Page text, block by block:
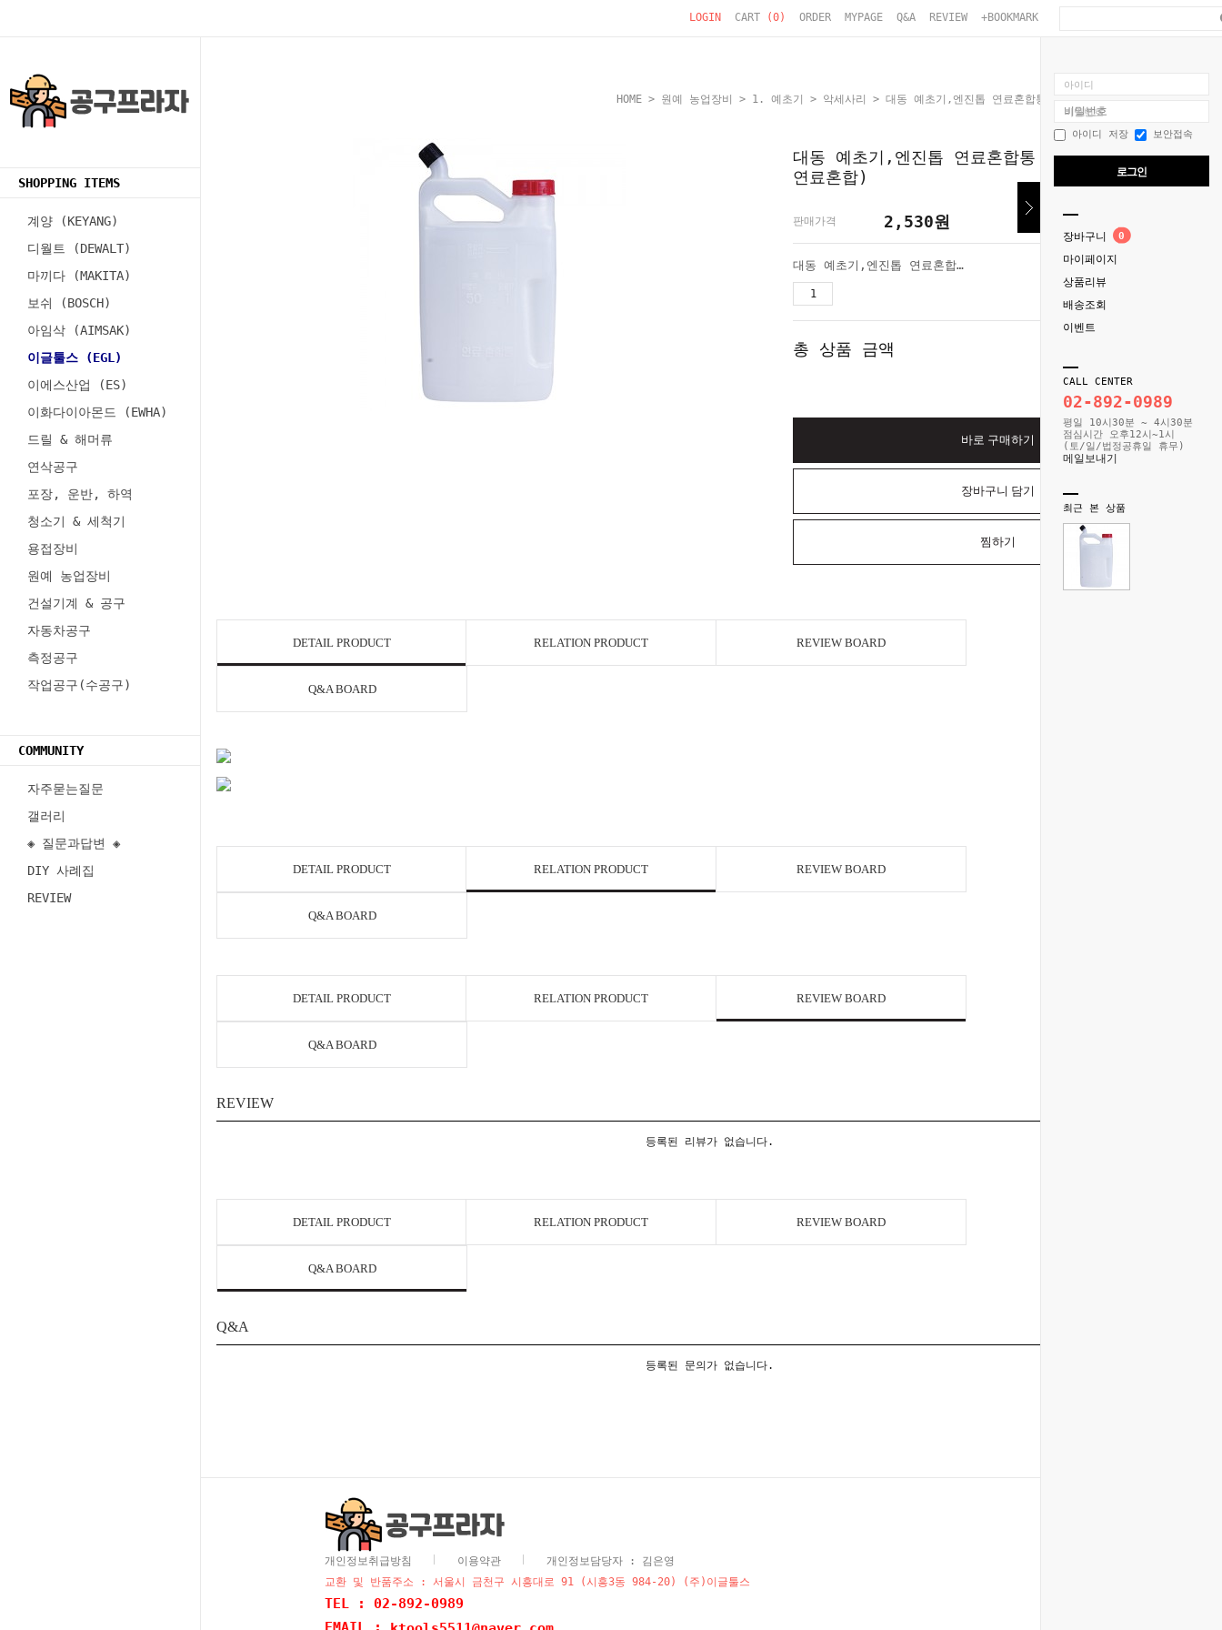
LOGIN CART (0) ORDER MYPAGE Q&A REVIEW +BOOKMARK
SHOPPING ITEMS
계양 (KEYANG)
디월트 (DEWALT)
마끼다 (MAKITA)
보쉬 (BOSCH)
아임삭 (AIMSAK)
이글툴스 (EGL)
이에스산업 (ES)
이화다이아몬드 (EWHA)
드릴 & 해머류
연삭공구
포장, 운반, 하역
청소기 & 세척기
용접장비
원예 농업장비
건설기계 & 공구
자동차공구
측정공구
작업공구(수공구)
COMMUNITY
자주묻는질문
갤러리
◈ 질문과답변 ◈
DIY 사례집
REVIEW
아이디
비밀번호
아이디 저장
보안접속
로그인
장바구니 0
마이페이지
상품리뷰
배송조회
이벤트
CALL CENTER
02-892-0989
평일 10시30분 ~ 4시30분
점심시간 오후12시~1시
(토/일/법정공휴일 휴무)
메일보내기
최근 본 상품
HOME > 원예 농업장비 > 1. 예초기 > 악세사리 > 대동 예초기,엔진톱 연료혼합통 2.0L (2사이클엔진연료혼합)
대동 예초기,엔진톱 연료혼합통 2.0L (2사이클엔진
연료혼합)
판매가격 2,530원
대동 예초기,엔진톱 연료혼합통 2.0L (2사이클엔진연료혼합)
총 상품 금액
바로 구매하기
장바구니 담기
찜하기
DETAIL PRODUCT RELATION PRODUCT REVIEW BOARD
Q&A BOARD
DETAIL PRODUCT RELATION PRODUCT REVIEW BOARD
Q&A BOARD
DETAIL PRODUCT RELATION PRODUCT REVIEW BOARD
Q&A BOARD
REVIEW
등록된 리뷰가 없습니다.
DETAIL PRODUCT RELATION PRODUCT REVIEW BOARD
Q&A BOARD
Q&A
등록된 문의가 없습니다.
개인정보취급방침 이용약관
개인정보담당자 : 김은영
교환 및 반품주소 : 서울시 금천구 시흥대로 91 (시흥3동 984-20) (주)이글툴스
TEL : 02-892-0989